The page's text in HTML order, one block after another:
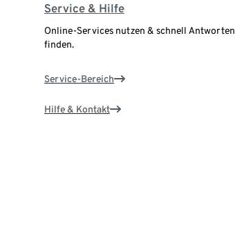
Service & Hilfe
Online-Services nutzen & schnell Antworten
finden.
Service-Bereich
Hilfe & Kontakt